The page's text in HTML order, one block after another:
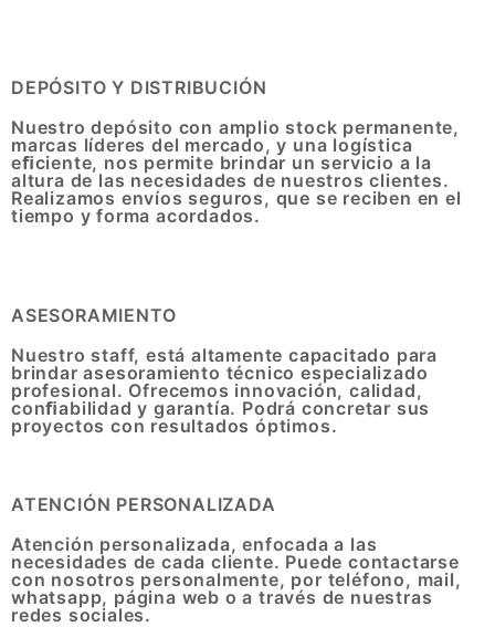
DEPÓSITO Y DISTRIBUCIÓN
Nuestro depósito con amplio stock permanente,
marcas líderes del mercado, y una logística
eﬁciente, nos permite brindar un servicio a la
altura de las necesidades de nuestros clientes.
Realizamos envíos seguros, que se reciben en el
tiempo y forma acordados.
ASESORAMIENTO
Nuestro staff, está altamente capacitado para
brindar asesoramiento técnico especializado
profesional. Ofrecemos innovación, calidad,
conﬁabilidad y garantía. Podrá concretar sus
proyectos con resultados óptimos.
ATENCIÓN PERSONALIZADA
Atención personalizada, enfocada a las
necesidades de cada cliente. Puede contactarse
con nosotros personalmente, por teléfono, mail,
whatsapp, página web o a través de nuestras
redes sociales.